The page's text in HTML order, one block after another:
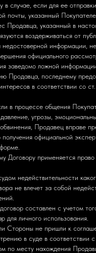
в случае, если для ее
почты, указанный
Продавца, указанный в
воздерживаться от
недостоверной информации,
официального
заведомо ложной
Продавца, последнему
в соответствии со
в процессе общения
угрозы,
Продавец вправе
официальной
Договору применяется
недействительности
не влечет за собой
составлен с учетом
для личного использования.
Стороны не пришли к
в суде в соответствии
по месту нахождения